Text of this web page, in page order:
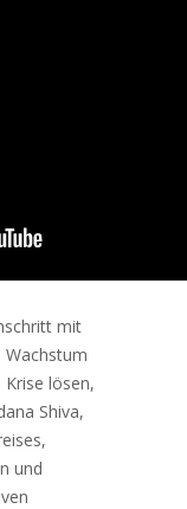
mit
Wachstum
lösen,
Shiva,
und